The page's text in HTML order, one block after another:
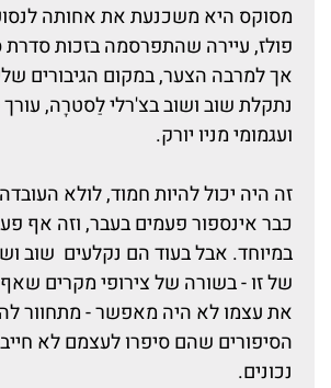
מסוקס היא משכנעת את אחותה
פולז, עיירה שהתפרסמה בזכות
אך למרבה הצער, במקום הגיבורים
נתקלת שוב ושוב בצ'רלי לַסטרָה,
ועגמומי מניו יורק.
זה היה יכול להיות חמוד, לולא
כבר אינספור פעמים בעבר, וזה אף
במיוחד. אבל בעוד הם נקלעים שוב
של זו - בשורה של צירופי מקרים
את עצמו לא היה מאפשר - מתחוור
הסיפורים שהם סיפרו לעצמם לא
נכונים.